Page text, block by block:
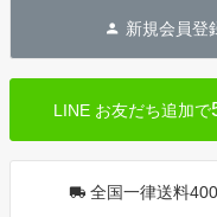
新規会員登
LINE お友だち追加で
全国一律送料